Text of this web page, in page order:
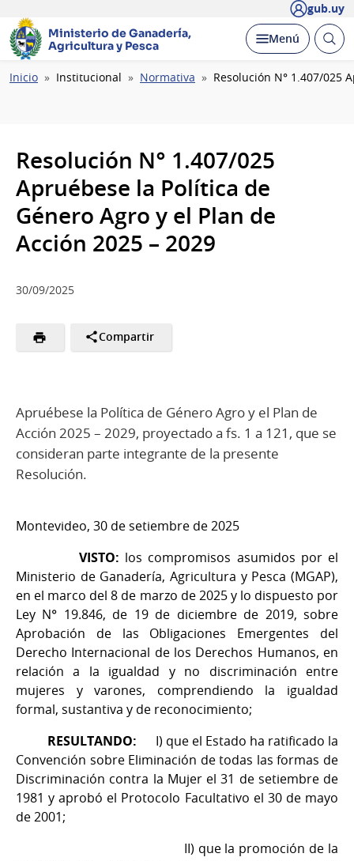
gub.uy
Ministerio de Ganadería,
Agricultura y Pesca
Desplegar
Menú Abrir
Ruta
Inicio Institucional Normativa Resolución N° 1.407/025
Resolución N° 1.407/025
Apruébese la Política de
Género Agro y el Plan de
Acción 2025 – 2029
30/09/2025
Compartir
Apruébese la Política de Género Agro y el Plan de
Acción 2025 – 2029, proyectado a fs. 1 a 121, que se
consideran parte integrante de la presente
Resolución.
Montevideo, 30 de setiembre de 2025
VISTO: los compromisos asumidos por el
Ministerio de Ganadería, Agricultura y Pesca (MGAP),
en el marco del 8 de marzo de 2025 y lo dispuesto por
Ley N° 19.846, de 19 de diciembre de 2019, sobre
Aprobación de las Obligaciones Emergentes del
Derecho Internacional de los Derechos Humanos, en
relación a la igualdad y no discriminación entre
mujeres y varones, comprendiendo la igualdad
formal, sustantiva y de reconocimiento;
RESULTANDO: I) que el Estado ha ratificado la
Convención sobre Eliminación de todas las formas de
Discriminación contra la Mujer el 31 de setiembre de
1981 y aprobó el Protocolo Facultativo el 30 de mayo
de 2001;
II) que la promoción de la